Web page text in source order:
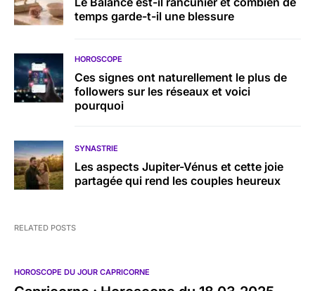
temps garde-t-il une blessure
HOROSCOPE
Ces signes ont naturellement le plus de
followers sur les réseaux et voici
pourquoi
SYNASTRIE
Les aspects Jupiter-Vénus et cette joie
partagée qui rend les couples heureux
RELATED POSTS
HOROSCOPE DU JOUR CAPRICORNE